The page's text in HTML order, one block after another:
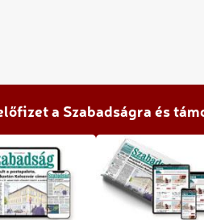
a Szabadságra és